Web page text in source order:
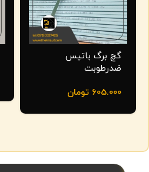
گچ برگ باتیس
ضدرطوبت
605.000 تومان